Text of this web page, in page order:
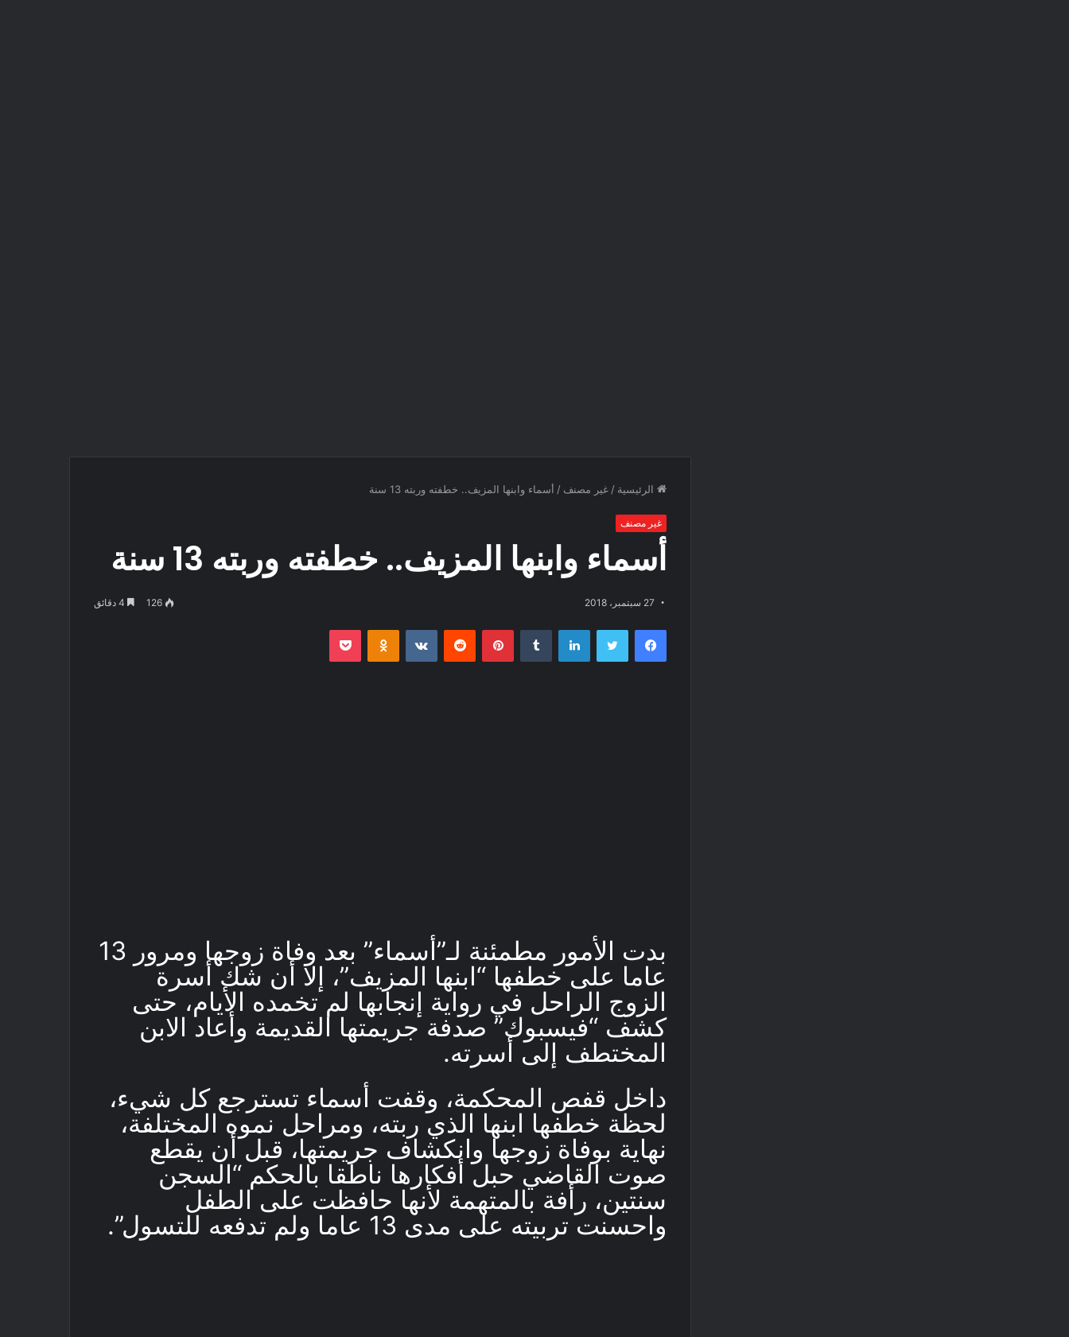
الرئيسية / غير مصنف / أسماء وابنها المزيف.. خطفته وربته 13 سنة
غير مصنف
أسماء وابنها المزيف.. خطفته وربته 13 سنة
27 سبتمبر، 2018 126
فيسبوك لينكدإن بينتيريست
بدت الأمور مطمئنة لـ”أسماء” بعد وفاة زوجها ومرور 13
عاما على خطفها “ابنها المزيف”، إلا أن شك أسرة
الزوج الراحل في رواية إنجابها لم تخمده الأيام، حتى
كشف “فيسبوك” صدفة جريمتها القديمة وأعاد الابن
المختطف إلى أسرته.
داخل قفص المحكمة، وقفت أسماء تسترجع كل شيء،
لحظة خطفها ابنها الذي ربته، ومراحل نموه المختلفة،
نهاية بوفاة زوجها وانكشاف جريمتها، قبل أن يقطع
صوت القاضي حبل أفكارها ناطقا بالحكم “السجن
سنتين، رأفة بالمتهمة لأنها حافظت على الطفل
واحسنت تربيته على مدى 13 عاما ولم تدفعه للتسول”.